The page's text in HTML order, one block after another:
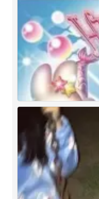
Kitty
Kitty
0